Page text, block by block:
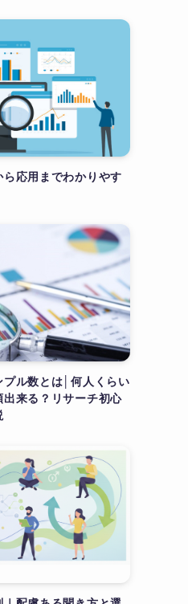
応用までわかりやす
ル数とは│何人くらい
来る？リサーチ初心